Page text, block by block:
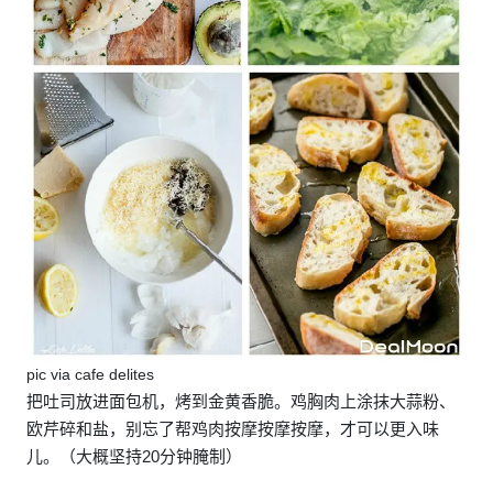
pic via cafe delites
把吐司放进面包机，烤到金黄香脆。鸡胸肉上涂抹大蒜粉、
欧芹碎和盐，别忘了帮鸡肉按摩按摩按摩，才可以更入味
儿。（大概坚持20分钟腌制）